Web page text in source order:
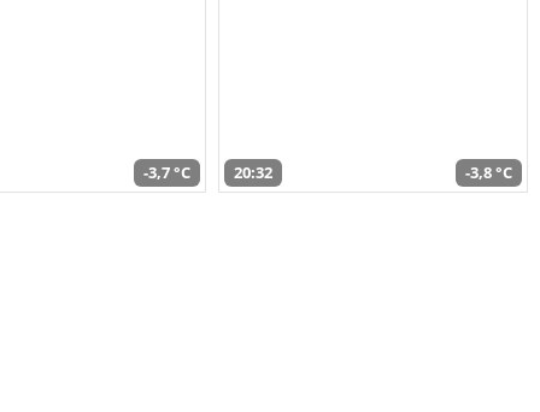
-3,7 °C 20:32 -3,8 °C